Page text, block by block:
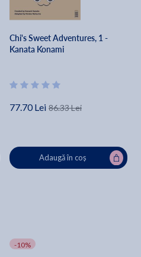
Chi's Sweet Adventures, 1 -
Kanata Konami
77.70 Lei 86.33 Lei
Adaugă în coș
-10%